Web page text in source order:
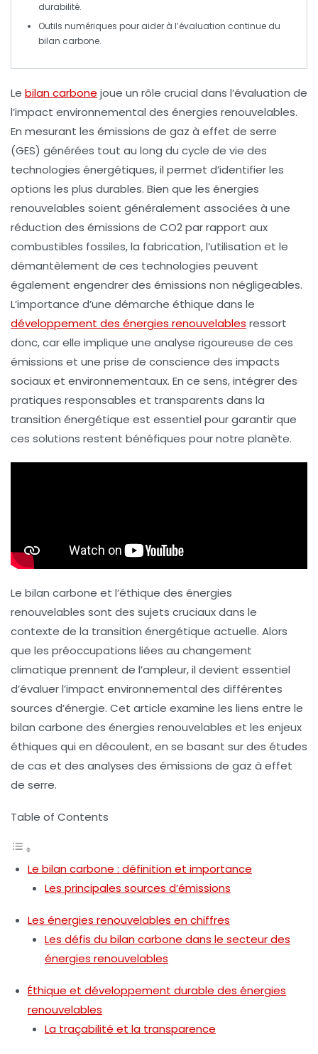
durabilité.
Outils numériques pour aider à l’évaluation continue du
bilan carbone.
Le bilan carbone joue un rôle crucial dans l’évaluation de
l’impact environnemental des énergies renouvelables.
En mesurant les émissions de gaz à effet de serre
(GES) générées tout au long du cycle de vie des
technologies énergétiques, il permet d’identifier les
options les plus durables. Bien que les énergies
renouvelables soient généralement associées à une
réduction des émissions de CO2par rapport aux
combustibles fossiles, la fabrication, l’utilisation et le
démantèlement de ces technologies peuvent
également engendrer des émissions non négligeables.
L’importance d’une démarche éthique dans le
développement des énergies renouvelables ressort
donc, car elle implique une analyse rigoureuse de ces
émissions et une prise de conscience des impacts
sociaux et environnementaux. En ce sens, intégrer des
pratiques responsables et transparents dans la
transition énergétique est essentiel pour garantir que
ces solutions restent bénéfiques pour notre planète.
Le bilan carbone et l’éthique des énergies
renouvelables sont des sujets cruciaux dans le
contexte de la transition énergétique actuelle. Alors
que les préoccupations liées au changement
climatique prennent de l’ampleur, il devient essentiel
d’évaluer l’impact environnemental des différentes
sources d’énergie. Cet article examine les liens entre le
bilan carbone des énergies renouvelables et les enjeux
éthiques qui en découlent, en se basant sur des études
de cas et des analyses des émissions de gaz à effet
de serre.
Table of Contents
Le bilan carbone : définition et importance
Les principales sources d’émissions
Les énergies renouvelables en chiffres
Les défis du bilan carbone dans le secteur des
énergies renouvelables
Éthique et développement durable des énergies
renouvelables
La traçabilité et la transparence